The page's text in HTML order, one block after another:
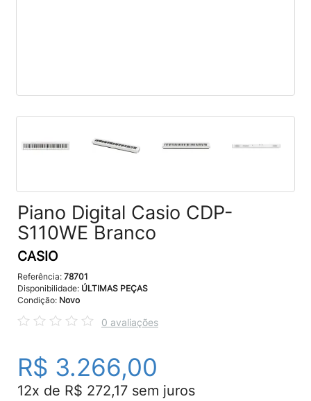
Piano Digital Casio CDP-
S110WE Branco
CASIO
Referência: 78701
Disponibilidade: ÚLTIMAS PEÇAS
Condição: Novo
0 avaliações
R$ 3.266,00
12x de R$ 272,17 sem juros